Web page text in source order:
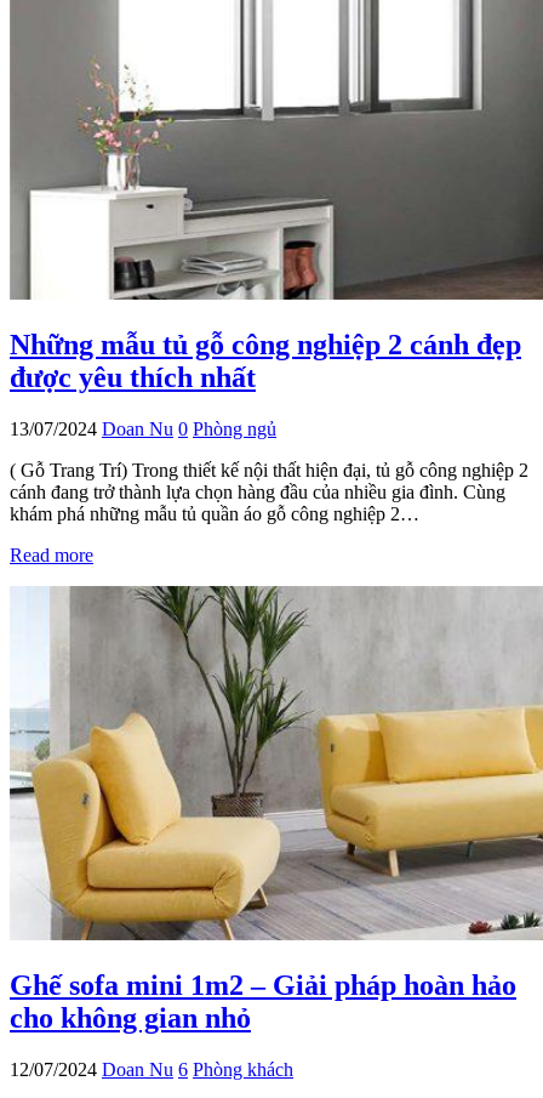
Những mẫu tủ gỗ công nghiệp 2 cánh đẹp
được yêu thích nhất
13/07/2024 Doan Nu 0 Phòng ngủ
( Gỗ Trang Trí) Trong thiết kế nội thất hiện đại, tủ gỗ công nghiệp 2
cánh đang trở thành lựa chọn hàng đầu của nhiều gia đình. Cùng
khám phá những mẫu tủ quần áo gỗ công nghiệp 2…
Read more
Ghế sofa mini 1m2 – Giải pháp hoàn hảo
cho không gian nhỏ
12/07/2024 Doan Nu 6 Phòng khách